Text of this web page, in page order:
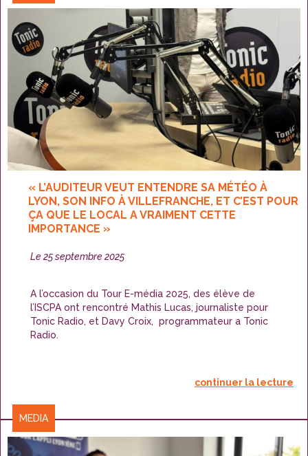
« L’AUDITEUR VEUT ENTENDRE SA MÉTÉO À
LYON, SON INFO À VILLEFRANCHE, ET C’EST POUR
ÇA QUE LE LOCAL A VRAIMENT CETTE
IMPORTANCE »
Publié
Le25 septembre 2025
A l’occasion du Tour E-média 2025, des élève de
l’ISCPA ont rencontré Mathis Lucas, journaliste pour
Tonic Radio, et Davy Croix, programmateur a Tonic
Radio.
continuer la lecture
CATÉGORIES
MEDIA